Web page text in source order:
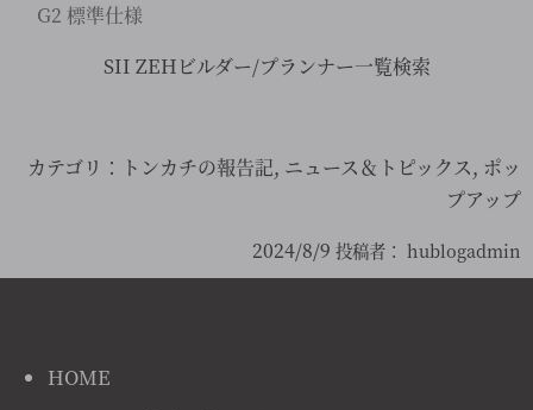
G2 標準仕様
SII ZEHビルダー/プランナー一覧検索
カテゴリ： トンカチの報告記, ニュース＆トピックス, ポッ
プアップ
2024/8/9 投稿者： hublogadmin
HOME